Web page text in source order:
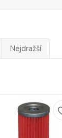
Nejdražší